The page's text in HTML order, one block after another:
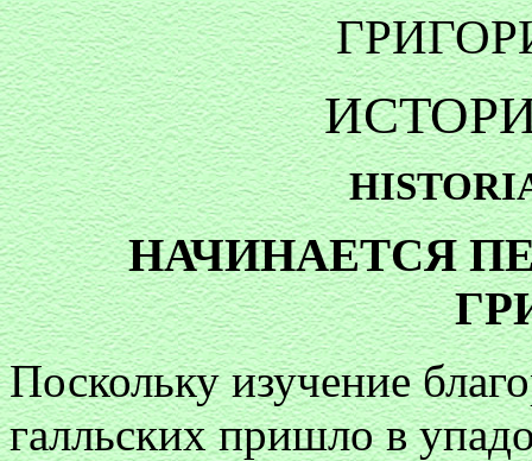
НАЧИНАЕТСЯ
Поскольку изучение
галльских пришло в